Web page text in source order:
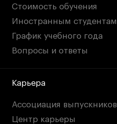
Стоимость обучения
Иностранным студентам
График учебного года
Вопросы и ответы
Карьера
Ассоциация выпускников
Центр карьеры